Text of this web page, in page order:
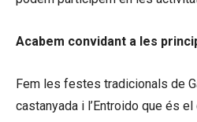
Acabem convidant a les
Fem les festes tradicionals de
castanyada i l’Entroido que és el